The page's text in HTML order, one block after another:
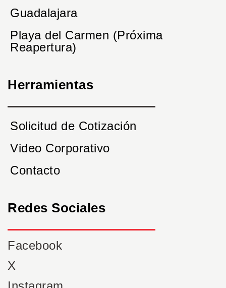
Guadalajara
Playa del Carmen (Próxima
Reapertura)
Herramientas
Solicitud de Cotización
Video Corporativo
Contacto
Redes Sociales
Facebook
X